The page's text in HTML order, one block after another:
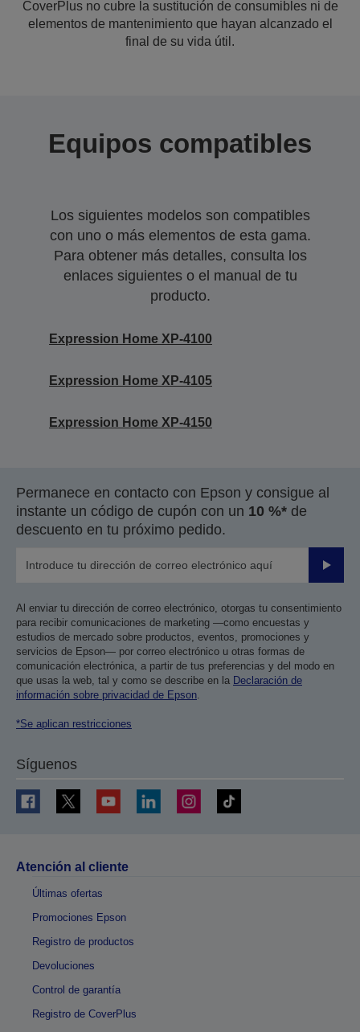
CoverPlus no cubre la sustitución de consumibles ni de
elementos de mantenimiento que hayan alcanzado el
final de su vida útil.
Equipos compatibles
Los siguientes modelos son compatibles
con uno o más elementos de esta gama.
Para obtener más detalles, consulta los
enlaces siguientes o el manual de tu
producto.
Expression Home XP-4100
Expression Home XP-4105
Expression Home XP-4150
Permanece en contacto con Epson y consigue al
instante un código de cupón con un 10 %* de
descuento en tu próximo pedido.
Enviar
Al enviar tu dirección de correo electrónico, otorgas tu consentimiento
para recibir comunicaciones de marketing —como encuestas y
estudios de mercado sobre productos, eventos, promociones y
servicios de Epson— por correo electrónico u otras formas de
comunicación electrónica, a partir de tus preferencias y del modo en
que usas la web, tal y como se describe en la Declaración de
información sobre privacidad de Epson.
*Se aplican restricciones
Síguenos
Atención al cliente
Últimas ofertas
Promociones Epson
Registro de productos
Devoluciones
Control de garantía
Registro de CoverPlus